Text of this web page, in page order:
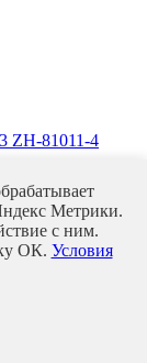
ZH-81011-4
Метрики.
с ним.
ОК. Условия